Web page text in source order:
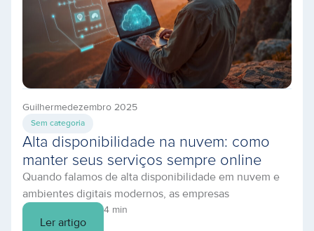
Guilhermedezembro 2025
Sem categoria
Alta disponibilidade na nuvem: como
manter seus serviços sempre online
Quando falamos de alta disponibilidade em nuvem e
ambientes digitais modernos, as empresas
demonstraram ter um grande desafio em comum:
manter aplicações e serviços ativos e sem riscos de
Ler artigo
4 min